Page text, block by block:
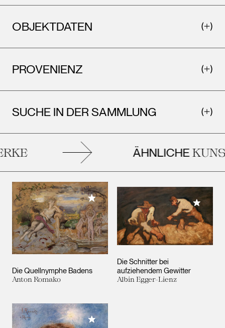
OBJEKTDATEN
PROVENIENZ
SUCHE IN DER SAMMLUNG
ÄHNLICHE
Die Quellnymphe Badens
Anton Romako
Meiner Sammlung hinzufügen
Die Schnitter bei
aufziehendem Gewitter
Albin Egger-Lienz
Meiner
Meiner Sammlung hinzufügen